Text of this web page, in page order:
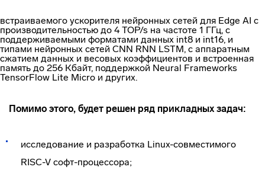
встраиваемого ускорителя нейронных сетей для Edge AI с
производительностью до 4 TOP/s на частоте 1 ГГц, с
поддерживаемыми форматами данных int8 и int16, и
типами нейронных сетей CNN RNN LSTM, с аппаратным
сжатием данных и весовых коэффициентов и встроенная
память до 256 Кбайт, поддержкой Neural Frameworks
TensorFlow Lite Micro и других.
Помимо этого, будет решен ряд прикладных задач:
исследование и разработка Linux-совместимого
RISC-V софт-процессора;